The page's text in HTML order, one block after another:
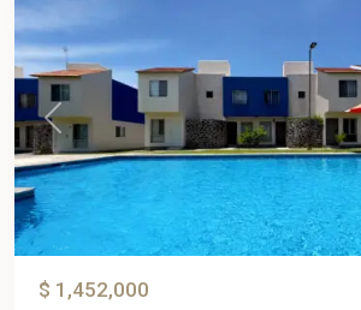
Previous
$ 1,452,000